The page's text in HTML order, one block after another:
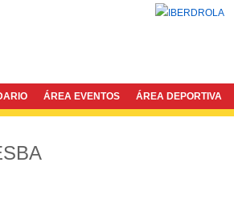
ÁREA EVENTOS ÁREA DEPORTIVA